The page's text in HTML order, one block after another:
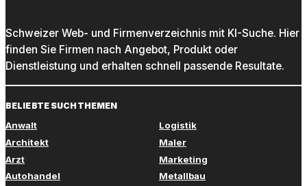
Schweizer Web- und Firmenverzeichnis mit KI-Suche. Hier
finden Sie Firmen nach Angebot, Produkt oder
Dienstleistung und erhalten schnell passende Resultate.
BELIEBTE SUCHTHEMEN
Anwalt
Architekt
Arzt
Autohandel
Logistik
Maler
Marketing
Metallbau